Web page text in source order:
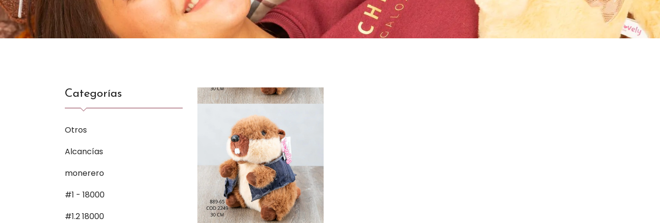
Categorías
Otros
Alcancías
monerero
#1 - 18000
#1.2 18000